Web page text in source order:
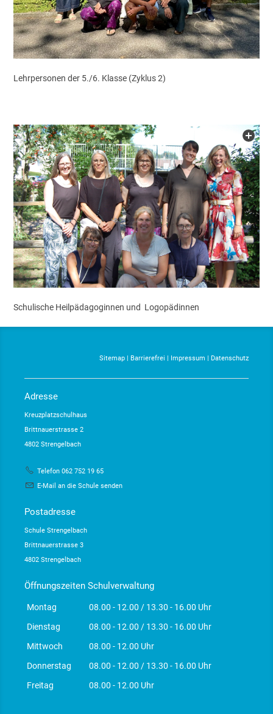
Lehrpersonen der 5./6. Klasse (Zyklus 2)
Schulische Heilpädagoginnen und Logopädinnen
Sitemap Barrierefrei Impressum Datenschutz
Adresse
Kreuzplatzschulhaus
Brittnauerstrasse 2
4802 Strengelbach
Telefon 062 752 19 65
E-Mail an die Schule senden
Postadresse
Schule Strengelbach
Brittnauerstrasse 3
4802 Strengelbach
Öffnungszeiten Schulverwaltung
Montag
08.00 - 12.00 / 13.30 - 16.00 Uhr
Dienstag
08.00 - 12.00 / 13.30 - 16.00 Uhr
Mittwoch
08.00 - 12.00 Uhr
Donnerstag
08.00 - 12.00 / 13.30 - 16.00 Uhr
Freitag
08.00 - 12.00 Uhr